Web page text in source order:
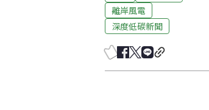
離岸風電
深度低碳新聞